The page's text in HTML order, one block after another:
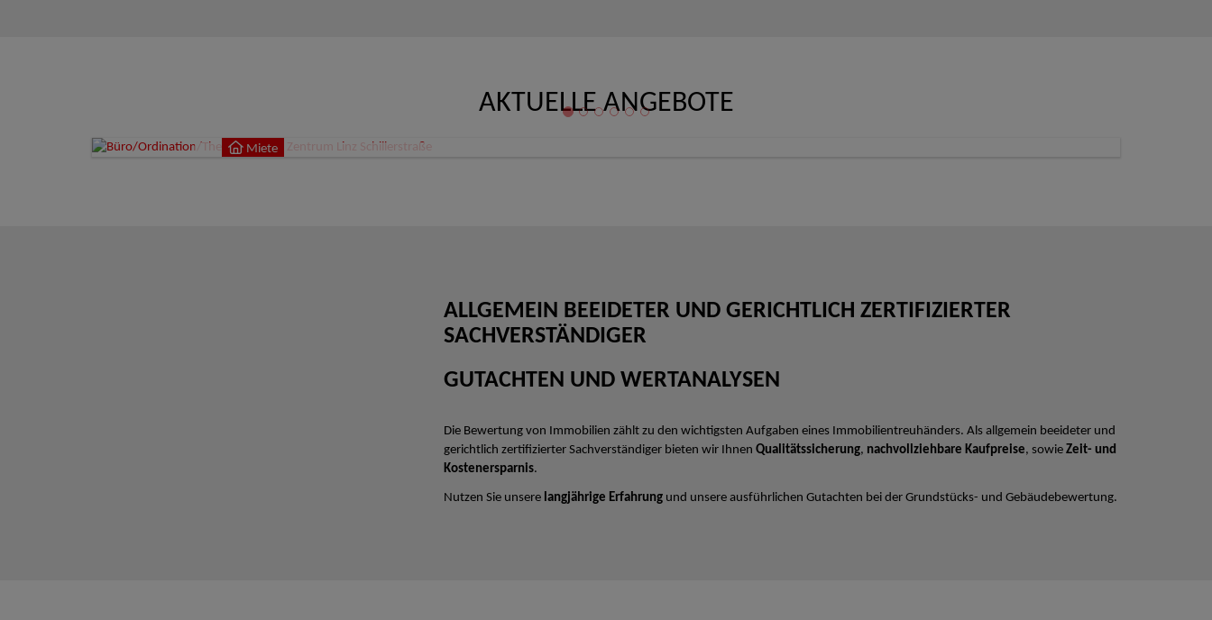
AKTUELLE ANGEBOTE
Miete
ALLGEMEIN BEEIDETER UND GERICHTLICH ZERTIFIZIERTER
SACHVERSTÄNDIGER
GUTACHTEN UND WERTANALYSEN
Die Bewertung von Immobilien zählt zu den wichtigsten Aufgaben eines Immobilientreuhänders. Als allgemein beeideter und
gerichtlich zertifizierter Sachverständiger bieten wir Ihnen Qualitätssicherung, nachvollziehbare Kaufpreise, sowie Zeit- und
Kostenersparnis.
Nutzen Sie unsere langjährige Erfahrung und unsere ausführlichen Gutachten bei der Grundstücks- und Gebäudebewertung.